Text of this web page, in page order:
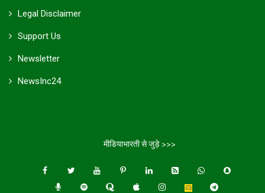
Legal Disclaimer
Support Us
Newsletter
NewsInc24
मीडियाभारती से जुड़े >>>